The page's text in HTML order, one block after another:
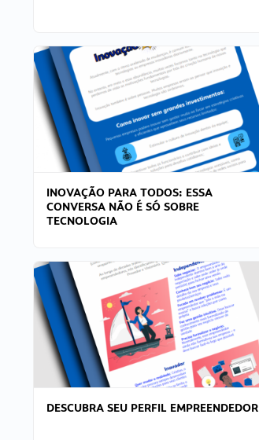
INOVAÇÃO PARA TODOS: ESSA
CONVERSA NÃO É SÓ SOBRE
TECNOLOGIA
DESCUBRA SEU PERFIL EMPREENDEDOR